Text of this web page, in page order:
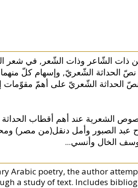
ذات الشّاعر وذات الشّعر, في شعر
الحداثة الشّعريّ, وإسهام كلّ
الشّعريّ على أهمّ مقوّمات
الشعرية عند أهم أقطاب الحداثة
عبد الصبور وأمل دنقل(من مصر)
الخال وأنسي...
Arabic poetry, the author
a study of text. Includes